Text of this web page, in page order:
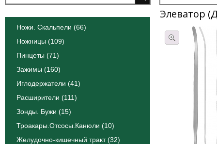
Ножи. Скальпели (66)
Ножницы (109)
Пинцеты (71)
Зажимы (160)
Иглодержатели (41)
Расширители (111)
Зонды. Бужи (15)
Троакары.Отсосы.Канюли (10)
Желудочно-кишечный тракт (32)
Элеватор